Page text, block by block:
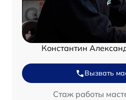
Константин
Вызвать
Стаж работы